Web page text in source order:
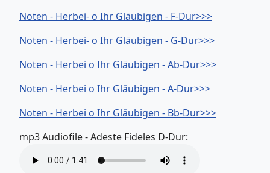
Noten - Herbei- o Ihr Gläubigen - F-Dur>>>
Noten - Herbei- o Ihr Gläubigen - G-Dur>>>
Noten - Herbei o Ihr Gläubigen - Ab-Dur>>>
Noten - Herbei o Ihr Gläubigen - A-Dur>>>
Noten - Herbei o Ihr Gläubigen - Bb-Dur>>>
mp3 Audiofile - Adeste Fideles D-Dur: